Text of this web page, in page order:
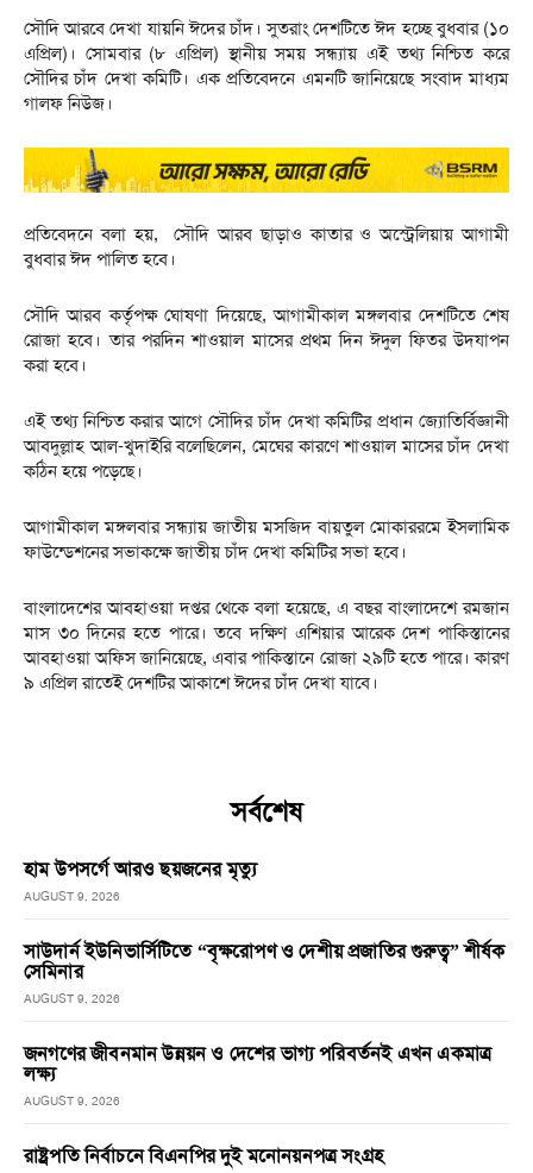
সৌদি আরবে দেখা যায়নি ঈদের চাঁদ। সুতরাং দেশটিতে ঈদ হচ্ছে বুধবার (১০
এপ্রিল)। সোমবার (৮ এপ্রিল) স্থানীয় সময় সন্ধ্যায় এই তথ্য নিশ্চিত করে
সৌদির চাঁদ দেখা কমিটি। এক প্রতিবেদনে এমনটি জানিয়েছে সংবাদ মাধ্যম
গালফ নিউজ।
প্রতিবেদনে বলা হয়, সৌদি আরব ছাড়াও কাতার ও অস্ট্রেলিয়ায় আগামী
বুধবার ঈদ পালিত হবে।
সৌদি আরব কর্তৃপক্ষ ঘোষণা দিয়েছে, আগামীকাল মঙ্গলবার দেশটিতে শেষ
রোজা হবে। তার পরদিন শাওয়াল মাসের প্রথম দিন ঈদুল ফিতর উদযাপন
করা হবে।
এই তথ্য নিশ্চিত করার আগে সৌদির চাঁদ দেখা কমিটির প্রধান জ্যোতির্বিজ্ঞানী
আবদুল্লাহ আল-খুদাইরি বলেছিলেন, মেঘের কারণে শাওয়াল মাসের চাঁদ দেখা
কঠিন হয়ে পড়েছে।
আগামীকাল মঙ্গলবার সন্ধ্যায় জাতীয় মসজিদ বায়তুল মোকাররমে ইসলামিক
ফাউন্ডেশনের সভাকক্ষে জাতীয় চাঁদ দেখা কমিটির সভা হবে।
বাংলাদেশের আবহাওয়া দপ্তর থেকে বলা হয়েছে, এ বছর বাংলাদেশে রমজান
মাস ৩০ দিনের হতে পারে। তবে দক্ষিণ এশিয়ার আরেক দেশ পাকিস্তানের
আবহাওয়া অফিস জানিয়েছে, এবার পাকিস্তানে রোজা ২৯টি হতে পারে। কারণ
৯ এপ্রিল রাতেই দেশটির আকাশে ঈদের চাঁদ দেখা যাবে।
সর্বশেষ
হাম উপসর্গে আরও ছয়জনের মৃত্যু
AUGUST 9, 2026
সাউদার্ন ইউনিভার্সিটিতে “বৃক্ষরোপণ ও দেশীয় প্রজাতির গুরুত্ব” শীর্ষক
সেমিনার
AUGUST 9, 2026
জনগণের জীবনমান উন্নয়ন ও দেশের ভাগ্য পরিবর্তনই এখন একমাত্র
লক্ষ্য
AUGUST 9, 2026
রাষ্ট্রপতি নির্বাচনে বিএনপির দুই মনোনয়নপত্র সংগ্রহ